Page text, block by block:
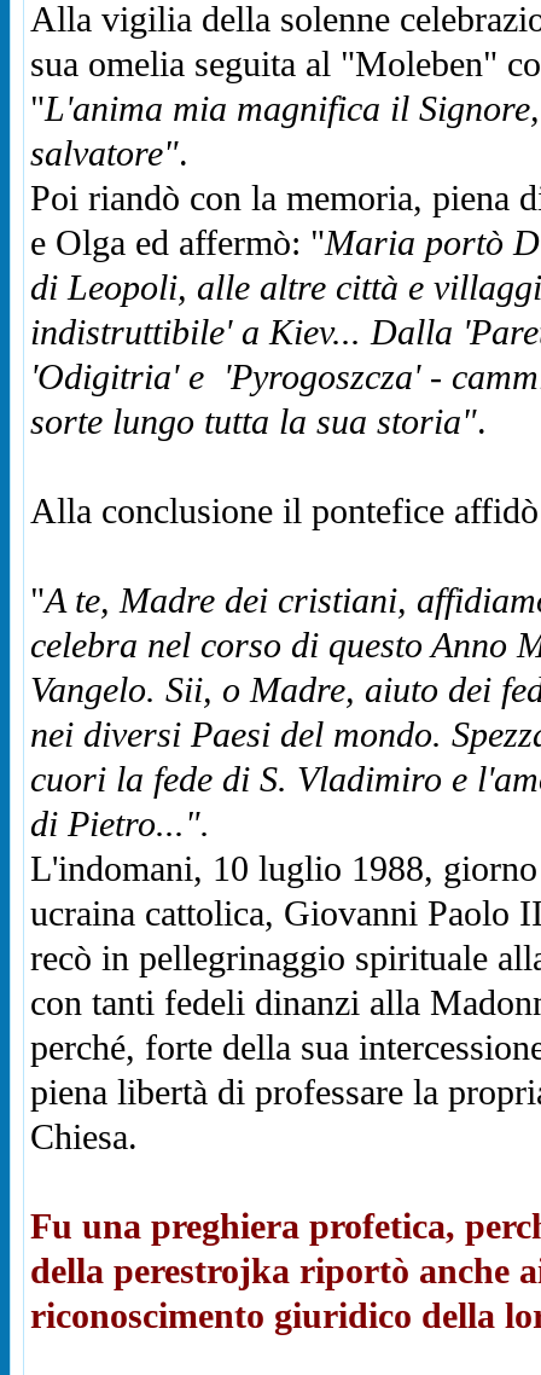
Alla vigilia della solenne
sua omelia seguita al "Moleben"
"L'anima mia magnifica il
salvatore".
Poi riandò con la memoria, piena
e Olga ed affermò: "Maria portò
di Leopoli, alle altre città e
indistruttibile' a Kiev... Dalla
'Odigitria' e 'Pyrogoszcza' -
sorte lungo tutta la sua storia".
Alla conclusione il pontefice
"A te, Madre dei cristiani,
celebra nel corso di questo Anno
Vangelo. Sii, o Madre, aiuto dei
nei diversi Paesi del mondo.
cuori la fede di S. Vladimiro e
di Pietro...".
L'indomani, 10 luglio 1988,
ucraina cattolica, Giovanni Paolo
recò in pellegrinaggio spirituale
con tanti fedeli dinanzi alla
perché, forte della sua
piena libertà di professare la
Chiesa.
Fu una preghiera profetica,
della perestrojka riportò anche
riconoscimento giuridico della